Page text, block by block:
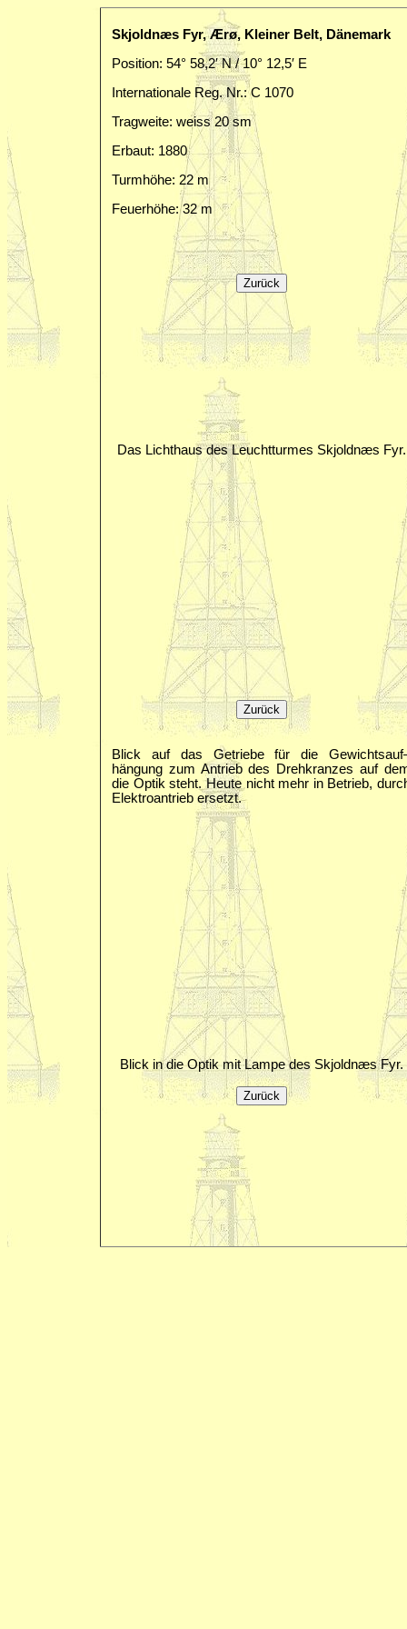
Skjoldnæs Fyr, Ærø, Kleiner Belt, Dänemark
Position: 54° 58,2′ N / 10° 12,5′ E
Internationale Reg. Nr.: C 1070
Tragweite: weiss 20 sm
Erbaut: 1880
Turmhöhe: 22 m
Feuerhöhe: 32 m
Das Lichthaus des Leuchtturmes Skjoldnæs Fyr.
Blick auf das Getriebe für die
hängung zum Antrieb des Drehkranzes auf
die Optik steht. Heute nicht mehr in Betrieb,
Elektroantrieb ersetzt.
Blick in die Optik mit Lampe des Skjoldnæs Fyr.